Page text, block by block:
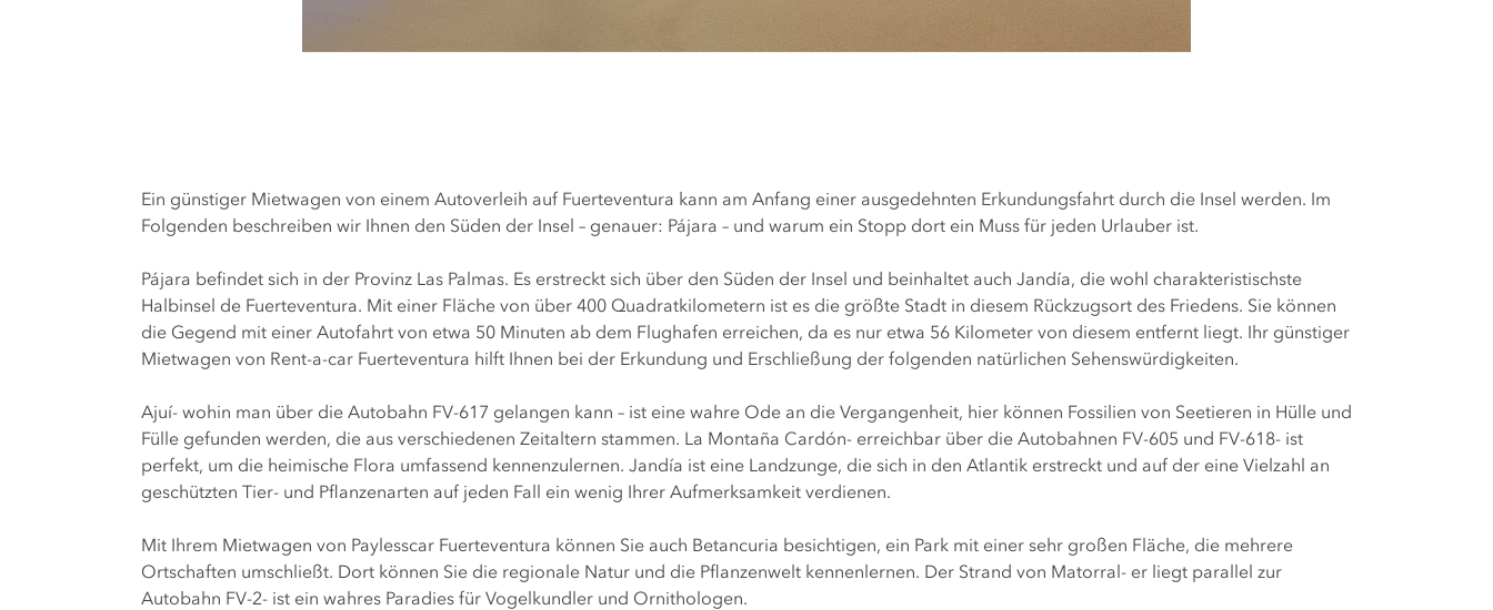
Ein günstiger Mietwagen von einem Autoverleih auf Fuerteventura kann am Anfang einer ausgedehnten Erkundungsfahrt durch die Insel werden. Im
Folgenden beschreiben wir Ihnen den Süden der Insel – genauer: Pájara – und warum ein Stopp dort ein Muss für jeden Urlauber ist.
Pájara befindet sich in der Provinz Las Palmas. Es erstreckt sich über den Süden der Insel und beinhaltet auch Jandía, die wohl charakteristischste
Halbinsel de Fuerteventura. Mit einer Fläche von über 400 Quadratkilometern ist es die größte Stadt in diesem Rückzugsort des Friedens. Sie können
die Gegend mit einer Autofahrt von etwa 50 Minuten ab dem Flughafen erreichen, da es nur etwa 56 Kilometer von diesem entfernt liegt. Ihr günstiger
Mietwagen von Rent-a-car Fuerteventura hilft Ihnen bei der Erkundung und Erschließung der folgenden natürlichen Sehenswürdigkeiten.
Ajuí- wohin man über die Autobahn FV-617 gelangen kann – ist eine wahre Ode an die Vergangenheit, hier können Fossilien von Seetieren in Hülle und
Fülle gefunden werden, die aus verschiedenen Zeitaltern stammen. La Montaña Cardón- erreichbar über die Autobahnen FV-605 und FV-618- ist
perfekt, um die heimische Flora umfassend kennenzulernen. Jandía ist eine Landzunge, die sich in den Atlantik erstreckt und auf der eine Vielzahl an
geschützten Tier- und Pflanzenarten auf jeden Fall ein wenig Ihrer Aufmerksamkeit verdienen.
Mit Ihrem Mietwagen von Paylesscar Fuerteventura können Sie auch Betancuria besichtigen, ein Park mit einer sehr großen Fläche, die mehrere
Ortschaften umschließt. Dort können Sie die regionale Natur und die Pflanzenwelt kennenlernen. Der Strand von Matorral- er liegt parallel zur
Autobahn FV-2- ist ein wahres Paradies für Vogelkundler und Ornithologen.